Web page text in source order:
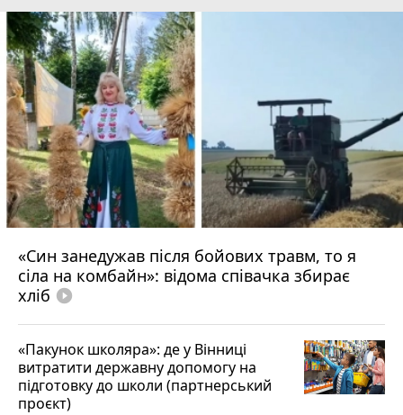
«Син занедужав після бойових травм, то я
сіла на комбайн»: відома співачка збирає
хліб play_circle_filled
«Пакунок школяра»: де у Вінниці
витратити державну допомогу на
підготовку до школи (партнерський
проєкт)